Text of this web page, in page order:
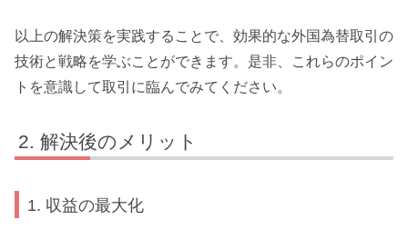
以上の解決策を実践することで、効果的な外国為替取引の
技術と戦略を学ぶことができます。是非、これらのポイン
トを意識して取引に臨んでみてください。
解決後のメリット
1. 収益の最大化